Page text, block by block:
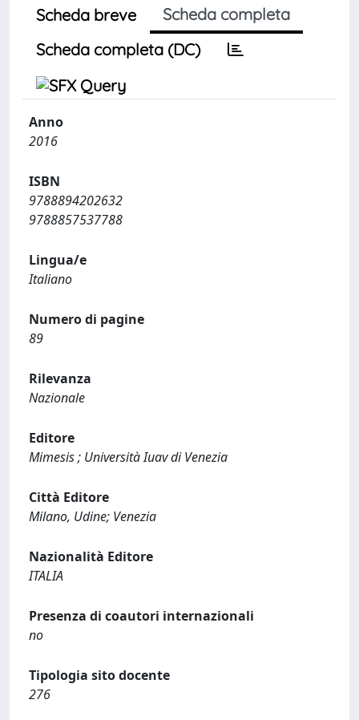
Scheda breve
Scheda completa
Scheda completa (DC)
Anno
2016
ISBN
9788894202632
9788857537788
Lingua/e
Italiano
Numero di pagine
89
Rilevanza
Nazionale
Editore
Mimesis ; Università Iuav di Venezia
Città Editore
Milano, Udine; Venezia
Nazionalità Editore
ITALIA
Presenza di coautori internazionali
no
Tipologia sito docente
276